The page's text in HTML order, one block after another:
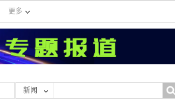
更多
新闻